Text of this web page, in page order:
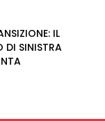
IL
DI SINISTRA